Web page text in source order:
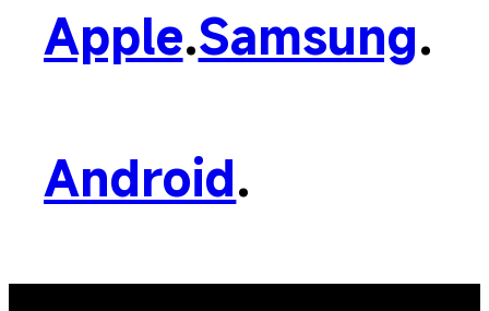
Apple.Samsung.
Android.